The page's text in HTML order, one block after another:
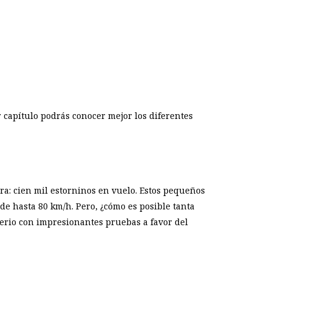
podrás conocer mejor los diferentes
cien mil estorninos en vuelo. Estos pequeños
hasta 80 km/h. Pero, ¿cómo es posible tanta
con impresionantes pruebas a favor del